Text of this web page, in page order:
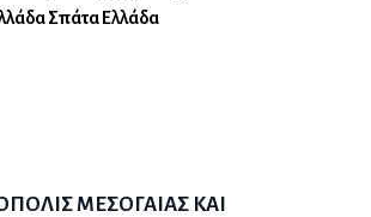
ΜΕΣΟΓΑΙΑΣ ΚΑΙ
Σπάτα Ελλάδα